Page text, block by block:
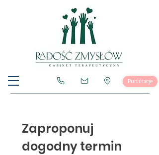
Publikacje
Zaproponuj
dogodny termin